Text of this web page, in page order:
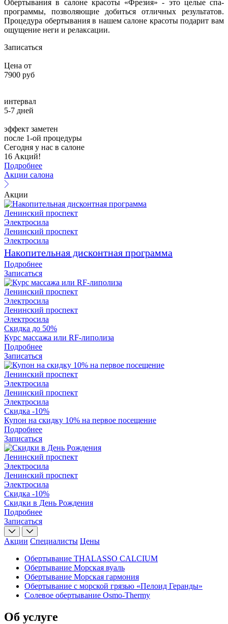
Обертывания в салоне красоты «Фрезия» - это целые спа-
программы, позволяющие добиться отличных результатов.
Процедура обертывания в нашем салоне красоты подарит вам
ощущение неги и релаксации.
Записаться
Цена от
7900 руб
интервал
5-7 дней
эффект заметен
после 1-ой процедуры
Сегодня у нас в салоне
16 Акций!
Подробнее
Акции салона
Акции
Ленинский проспект
Электросила
Ленинский проспект
Электросила
Накопительная дисконтная программа
Подробнее
Записаться
Ленинский проспект
Электросила
Ленинский проспект
Электросила
Скидка до 50%
Курс массажа или RF-липолиза
Подробнее
Записаться
Ленинский проспект
Электросила
Ленинский проспект
Электросила
Скидка -10%
Купон на скидку 10% на первое посещение
Подробнее
Записаться
Ленинский проспект
Электросила
Ленинский проспект
Электросила
Скидка -10%
Скидки в День Рождения
Подробнее
Записаться
Акции Специалисты Цены
Обертывание THALASSO CALCIUM
Обертывание Морская вуаль
Обертывание Морская гармония
Обертывание с морской грязью «Пелоид Геранды»
Солевое обертывание Osmo-Thermy
Об услуге